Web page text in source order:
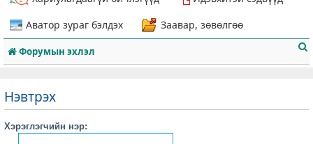
Аватор зураг бэлдэх
Заавар, зөвөлгөө
Форумын эхлэл
Нэвтрэх
Хэрэглэгчийн нэр: